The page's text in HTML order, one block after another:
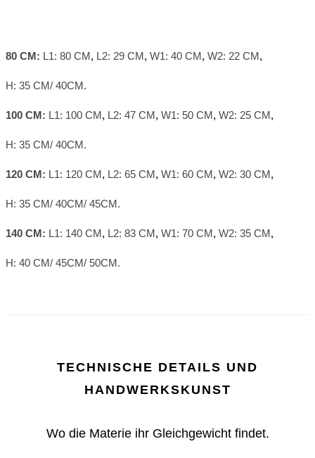
80 CM: L1: 80 CM, L2: 29 CM, W1: 40 CM, W2: 22 CM,
H: 35 CM/ 40CM.
100 CM: L1: 100 CM, L2: 47 CM, W1: 50 CM, W2: 25 CM,
H: 35 CM/ 40CM.
120 CM: L1: 120 CM, L2: 65 CM, W1: 60 CM, W2: 30 CM,
H: 35 CM/ 40CM/ 45CM.
140 CM: L1: 140 CM, L2: 83 CM, W1: 70 CM, W2: 35 CM,
H: 40 CM/ 45CM/ 50CM.
TECHNISCHE DETAILS UND
HANDWERKSKUNST
Wo die Materie ihr Gleichgewicht findet.